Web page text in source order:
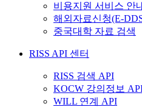
비용지원 서비스 안
해외자료신청(E-
중국대학 자료 검색
RISS API 센터
RISS 검색 API
KOCW 강의정보
WILL 연계 API